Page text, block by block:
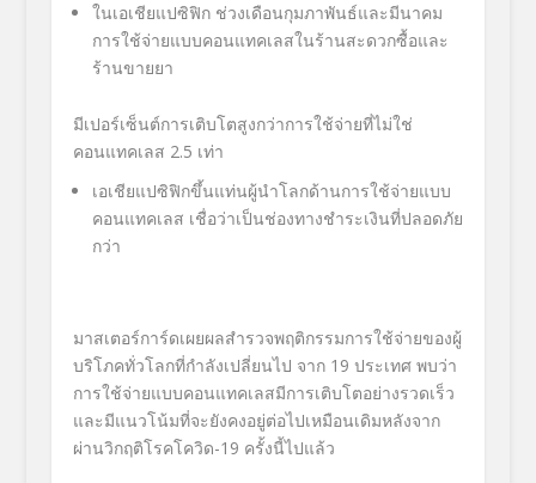
ในเอเชียแปซิฟิก ช่วงเดือนกุมภาพันธ์และมีนาคม
การใช้จ่ายแบบคอนแทคเลสในร้านสะดวกซื้อและ
ร้านขายยา
มีเปอร์เซ็นต์การเติบโตสูงกว่าการใช้จ่ายที่ไม่ใช่
คอนแทคเลส 2.5 เท่า
เอเชียแปซิฟิกขึ้นแท่นผู้นำโลกด้านการใช้จ่ายแบบ
คอนแทคเลส เชื่อว่าเป็นช่องทางชำระเงินที่ปลอดภัย
กว่า
มาสเตอร์การ์ดเผยผลสำรวจพฤติกรรมการใช้จ่ายของผู้
บริโภคทั่วโลกที่กำลังเปลี่ยนไป จาก 19 ประเทศ พบว่า
การใช้จ่ายแบบคอนแทคเลสมีการเติบโตอย่างรวดเร็ว
และมีแนวโน้มที่จะยังคงอยู่ต่อไปเหมือนเดิมหลังจาก
ผ่านวิกฤติโรคโควิด-19 ครั้งนี้ไปแล้ว